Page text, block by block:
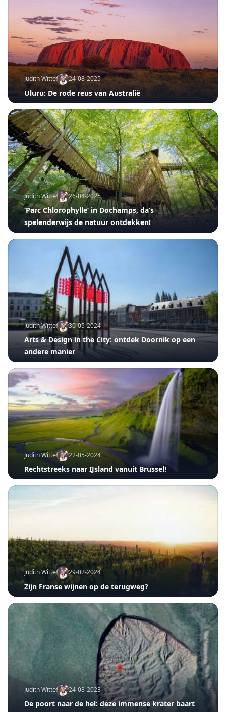
Judith Witters 24-08-2025
Uluru: De rode reus van Australië
Judith Witters 26-04-2025
‘Parc Chlorophylle’ in Dochamps, da’s
spelenderwijs de natuur ontdekken!
Judith Witters 30-05-2024
Arts & Design in the City: ontdek Doornik op een
andere manier
Judith Witters 22-05-2024
Rechtstreeks naar IJsland vanuit Brussel!
Judith Witters 29-02-2024
Zijn Franse wijnen op de terugweg?
Judith Witters 24-08-2023
De poort naar de hel: deze immense krater baart